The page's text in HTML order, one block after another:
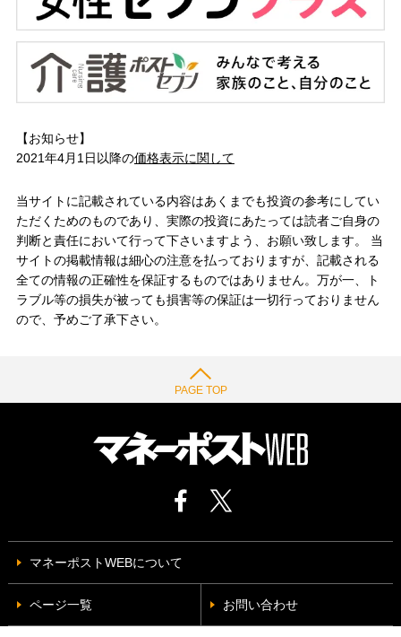
【お知らせ】
2021年4月1日以降の価格表示に関して
当サイトに記載されている内容はあくまでも投資の参考にしてい
ただくためのものであり、実際の投資にあたっては読者ご自身の
判断と責任において行って下さいますよう、お願い致します。 当
サイトの掲載情報は細心の注意を払っておりますが、記載される
全ての情報の正確性を保証するものではありません。万が一、ト
ラブル等の損失が被っても損害等の保証は一切行っておりません
ので、予めご了承下さい。
PAGE TOP
マネーポストWEBについて
ページ一覧 お問い合わせ